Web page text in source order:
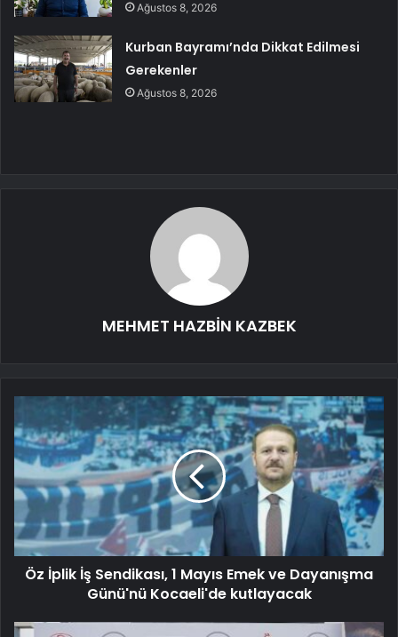
Ağustos 8, 2026
Kurban Bayramı’nda Dikkat Edilmesi
Gerekenler
Ağustos 8, 2026
MEHMET HAZBİN KAZBEK
Öz İplik İş Sendikası, 1 Mayıs Emek ve Dayanışma
Günü'nü Kocaeli'de kutlayacak